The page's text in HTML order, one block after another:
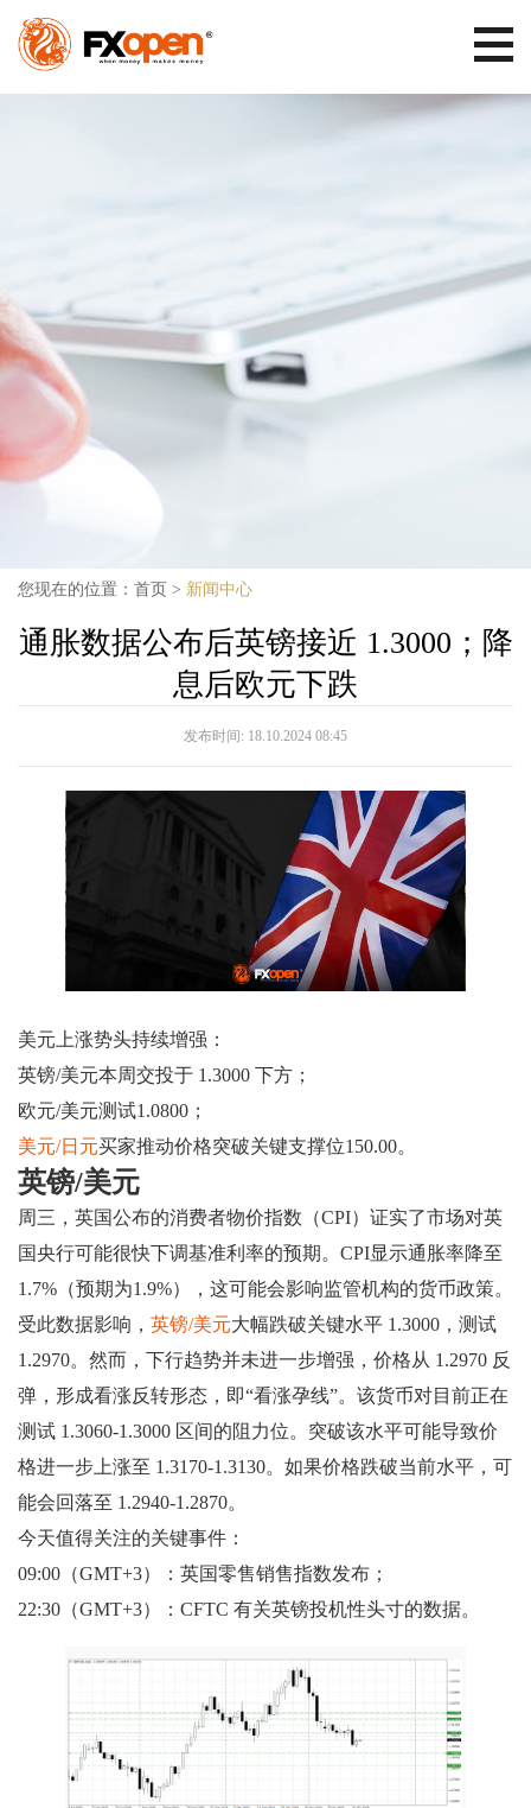
您现在的位置： 首页 > 新闻中心
通胀数据公布后英镑接近 1.3000；降
息后欧元下跌
发布时间: 18.10.2024 08:45
美元上涨势头持续增强：
英镑/美元本周交投于 1.3000 下方；
欧元/美元测试1.0800；
美元/日元买家推动价格突破关键支撑位150.00。
英镑/美元
周三，英国公布的消费者物价指数（CPI）证实了市场对英
国央行可能很快下调基准利率的预期。CPI显示通胀率降至
1.7%（预期为1.9%），这可能会影响监管机构的货币政策。
受此数据影响， 英镑/美元大幅跌破关键水平 1.3000，测试
1.2970。然而，下行趋势并未进一步增强，价格从 1.2970 反
弹，形成看涨反转形态，即“看涨孕线”。该货币对目前正在
测试 1.3060-1.3000 区间的阻力位。突破该水平可能导致价
格进一步上涨至 1.3170-1.3130。如果价格跌破当前水平，可
能会回落至 1.2940-1.2870。
今天值得关注的关键事件：
09:00（GMT+3）：英国零售销售指数发布；
22:30（GMT+3）：CFTC 有关英镑投机性头寸的数据。